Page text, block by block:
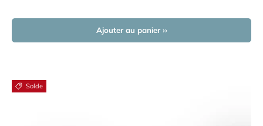
Ajouter au panier ››
Solde